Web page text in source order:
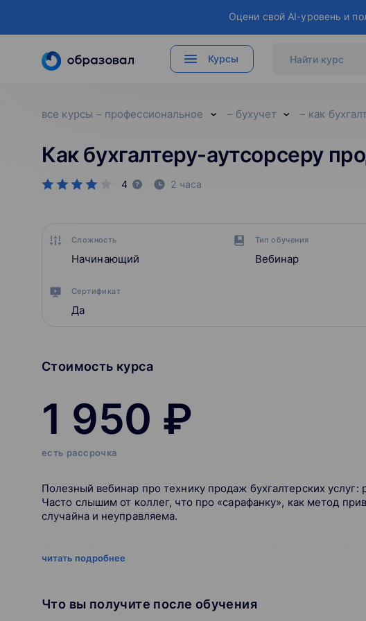
Оцени свой AI-уровень и
Курсы
все курсы профессиональное бухучет как
Как бухгалтеру-аутсорсеру
4 2 часа
Сложность
Начинающий
Тип обучения
Вебинар
Сертификат
Да
Стоимость курса
1 950 ₽
есть рассрочка
Полезный вебинар про технику продаж бухгалтерских
Часто слышим от коллег, что про «сарафанку», как метод
случайна и неуправляема.
вообще с этим не согласна. Кажется, что «сарафанка»
На вебинаре обсудим:
читать подробнее
Что вы получите после обучения